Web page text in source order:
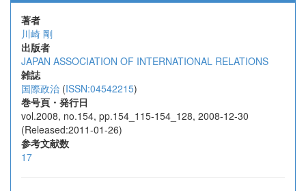
著者
川崎 剛
出版者
JAPAN ASSOCIATION OF INTERNATIONAL RELATIONS
雑誌
国際政治 (ISSN:04542215)
巻号頁・発行日
vol.2008, no.154, pp.154_115-154_128, 2008-12-30
(Released:2011-01-26)
参考文献数
17